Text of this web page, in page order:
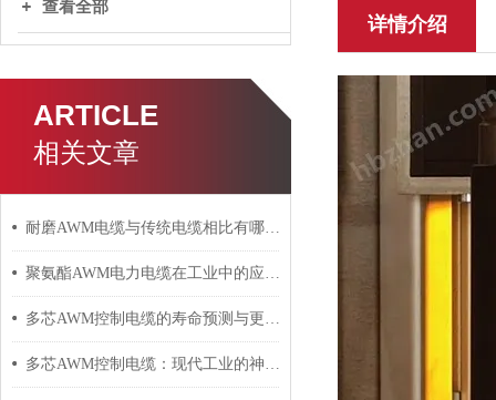
查看全部
ARTICLE
相关文章
耐磨AWM电缆与传统电缆相比有哪些优势？
聚氨酯AWM电力电缆在工业中的应用与影响
多芯AWM控制电缆的寿命预测与更换周期
多芯AWM控制电缆：现代工业的神经脉络
详情介绍